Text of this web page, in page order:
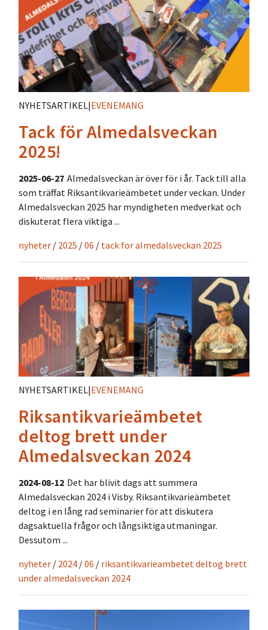
NYHETSARTIKEL|EVENEMANG
Tack för Almedalsveckan
2025!
2025-06-27 Almedalsveckan är över för i år. Tack till alla
som träffat Riksantikvarieämbetet under veckan. Under
Almedalsveckan 2025 har myndigheten medverkat och
diskuterat flera viktiga ...
nyheter / 2025 /06 / tack for almedalsveckan 2025
NYHETSARTIKEL|EVENEMANG
Riksantikvarieämbetet
deltog brett under
Almedalsveckan 2024
2024-08-12 Det har blivit dags att summera
Almedalsveckan 2024 i Visby. Riksantikvarieämbetet
deltog i en lång rad seminarier för att diskutera
dagsaktuella frågor och långsiktiga utmaningar.
Dessutom ...
nyheter / 2024 /06 / riksantikvarieambetet deltog brett
under almedalsveckan 2024